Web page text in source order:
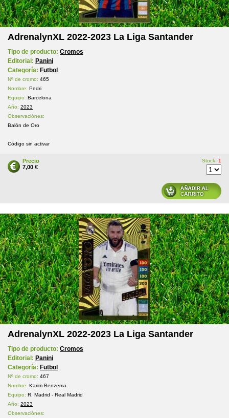
AdrenalynXL 2022-2023 La Liga Santander
Tipo de producto: Cromos
Editorial: Panini
Categoría: Futbol
Nº de cromo: 465
Nombre: Pedri
Equipo: Barcelona
Año: 2023
Observaciónes:
Balón de Oro
Código sin activar
Precio
7,00 €
Stock: 1
AdrenalynXL 2022-2023 La Liga Santander
Tipo de producto: Cromos
Editorial: Panini
Categoría: Futbol
Nº de cromo: 467
Nombre: Karim Benzema
Equipo: R. Madrid - Real Madrid
Año: 2023
Observaciónes: